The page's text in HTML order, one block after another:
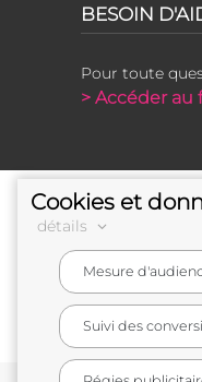
BESOIN
Pour toute
> Accéder au
e-
Cookies et
détails
Mesure
Suivi des